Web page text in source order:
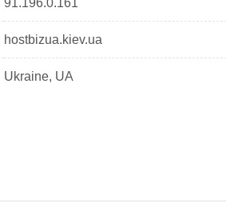
91.196.0.161
hostbizua.kiev.ua
Ukraine, UA